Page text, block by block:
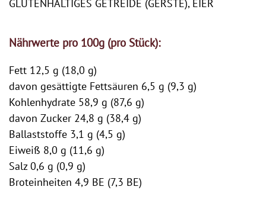
GLUTENHALTIGES GETREIDE (GERSTE), EIER
Nährwerte pro 100g (pro Stück):
Fett 12,5 g (18,0 g)
davon gesättigte Fettsäuren 6,5 g (9,3 g)
Kohlenhydrate 58,9 g (87,6 g)
davon Zucker 24,8 g (38,4 g)
Ballaststoffe 3,1 g (4,5 g)
Eiweiß 8,0 g (11,6 g)
Salz 0,6 g (0,9 g)
Broteinheiten 4,9 BE (7,3 BE)